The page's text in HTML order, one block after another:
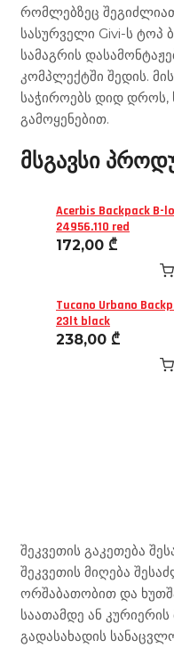
რომლებზეც
სასურველი Givi-ს ტოპ
სამაგრის
კომპლექტში შედის.
საჭიროებს დიდ დროს,
გამოყენებით.
მსგავსი
Acerbis Backpack B-
24956.110 red
172,00 ₾
Tucano Urbano
23lt black
238,00 ₾
შეკვეთის გაკეთება
შეკვეთის მიღება
ორშაბათობით და
საათამდე ან
გადასახადის